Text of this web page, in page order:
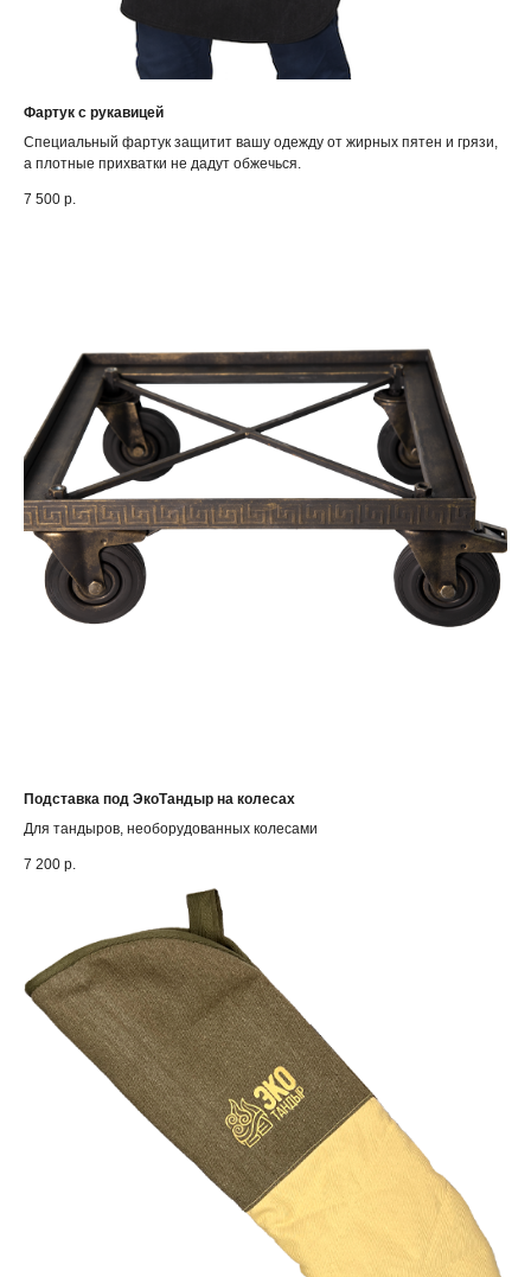
Фартук с рукавицей
Специальный фартук защитит вашу одежду от жирных пятен и грязи,
а плотные прихватки не дадут обжечься.
7 500 р.
Подставка под ЭкоТандыр на колесах
Для тандыров, необорудованных колесами
7 200 р.